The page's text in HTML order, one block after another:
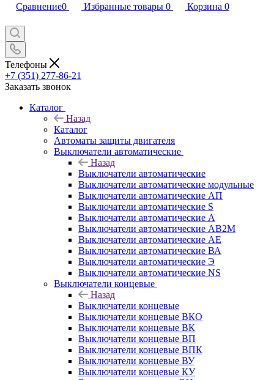
Сравнение0 Избранные товары 0 Корзина 0
Телефоны
+7 (351) 277-86-21
Заказать звонок
Каталог
Назад
Каталог
Автоматы защиты двигателя
Выключатели автоматические
Назад
Выключатели автоматические
Выключатели автоматические модульные
Выключатели автоматические АП
Выключатели автоматические S
Выключатели автоматические А
Выключатели автоматические АВ2М
Выключатели автоматические АЕ
Выключатели автоматические ВА
Выключатели автоматические Э
Выключатели автоматические NS
Выключатели концевые
Назад
Выключатели концевые
Выключатели концевые ВКО
Выключатели концевые ВК
Выключатели концевые ВП
Выключатели концевые ВПК
Выключатели концевые ВУ
Выключатели концевые КУ